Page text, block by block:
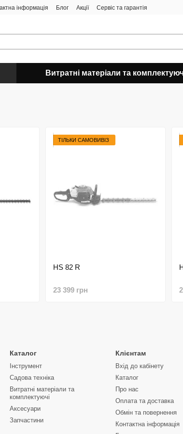
інформація Блог Акції Сервіс та гарантія
Витратні матеріали та
ТІЛЬКИ САМОВИВІЗ
HS 82 R
23 399 грн
Каталог
Інструмент
Садова техніка
Витратні матеріали та
комплектуючі
Аксесуари
Запчастини
Клієнтам
Вхід до кабінету
Каталог
Про нас
Оплата та доставка
Обмін та повернення
Контактна інформація